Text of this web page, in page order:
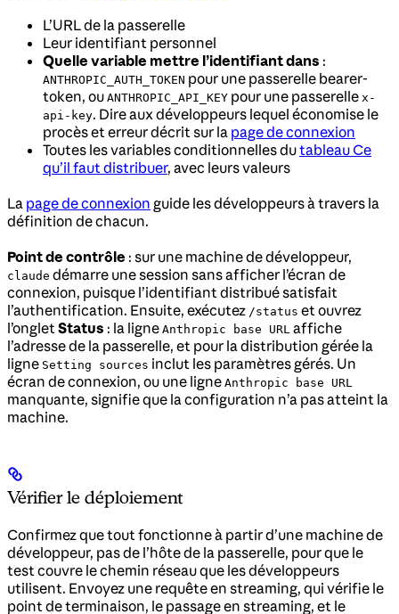
L’URL de la passerelle
Leur identifiant personnel
Quelle variable mettre l’identifiant dans :
ANTHROPIC_AUTH_TOKEN pour une passerelle bearer-
token, ou ANTHROPIC_API_KEY pour une passerelle x-
api-key. Dire aux développeurs lequel économise le
procès et erreur décrit sur la page de connexion
Toutes les variables conditionnelles dutableau Ce
qu’il faut distribuer, avec leurs valeurs
La page de connexion guide les développeurs à travers la
définition de chacun.
Point de contrôle : sur une machine de développeur,
claude démarre une session sans afficher l’écran de
connexion, puisque l’identifiant distribué satisfait
l’authentification. Ensuite, exécutez /status et ouvrez
l’ongletStatus : la ligne Anthropic base URL affiche
l’adresse de la passerelle, et pour la distribution gérée la
ligne Setting sources inclut les paramètres gérés. Un
écran de connexion, ou une ligne Anthropic base URL
manquante, signifie que la configuration n’a pas atteint la
machine.
Vérifier le déploiement
Confirmez que tout fonctionne à partir d’une machine de
développeur, pas de l’hôte de la passerelle, pour que le
test couvre le chemin réseau que les développeurs
utilisent. Envoyez une requête en streaming, qui vérifie le
point de terminaison, le passage en streaming, et le